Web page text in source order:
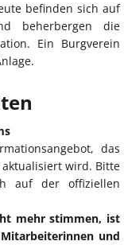
befinden sich auf
beherbergen die
Ein Burgverein
das
wird. Bitte
auf der offiziellen
mehr stimmen, ist
und